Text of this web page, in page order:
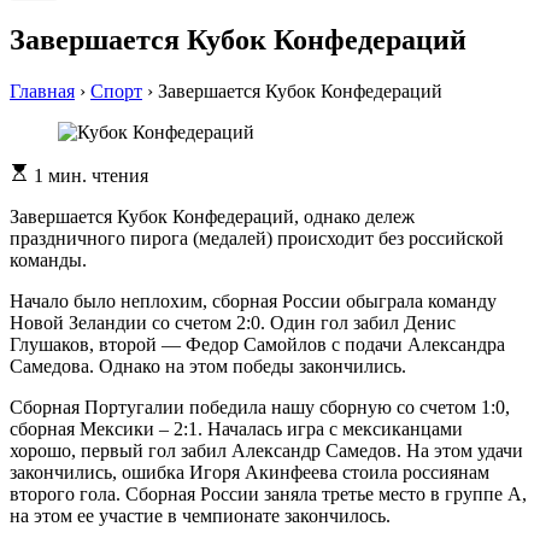
Завершается Кубок Конфедераций
Главная › Спорт › Завершается Кубок Конфедераций
Расчетное
чтения
1 мин. чтения
Завершается Кубок Конфедераций, однако дележ
праздничного пирога (медалей) происходит без российской
команды.
Начало было неплохим, сборная России обыграла команду
Новой Зеландии со счетом 2:0. Один гол забил Денис
Глушаков, второй — Федор Самойлов с подачи Александра
Самедова. Однако на этом победы закончились.
Сборная Португалии победила нашу сборную со счетом 1:0,
сборная Мексики – 2:1. Началась игра с мексиканцами
хорошо, первый гол забил Александр Самедов. На этом удачи
закончились, ошибка Игоря Акинфеева стоила россиянам
второго гола. Сборная России заняла третье место в группе А,
на этом ее участие в чемпионате закончилось.